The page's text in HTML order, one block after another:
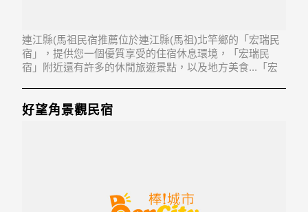
連江縣(馬祖民宿推薦位於連江縣(馬祖)北竿鄉的「宏瑞民
宿」，提供您一個優質享受的住宿休息環境，「宏瑞民
宿」附近還有許多的休閒旅遊景點，以及地方美食...「宏
好望角景觀民宿